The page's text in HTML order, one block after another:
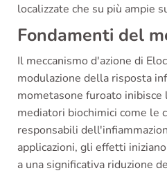
localizzate che su più ampie
Fondamenti del
Il meccanismo d'azione di
modulazione della risposta
mometasone furoato inibisce
mediatori biochimici come le
responsabili
applicazioni, gli effetti
a una significativa riduzione